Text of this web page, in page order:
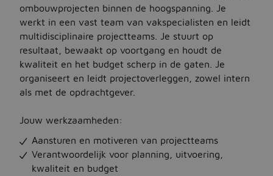
ombouwprojecten binnen de hoogspanning. Je
werkt in een vast team van vakspecialisten en leidt
multidisciplinaire projectteams. Je stuurt op
resultaat, bewaakt op voortgang en houdt de
kwaliteit en het budget scherp in de gaten. Je
organiseert en leidt projectoverleggen, zowel intern
als met de opdrachtgever.
Jouw werkzaamheden:
Aansturen en motiveren van projectteams
Verantwoordelijk voor planning, uitvoering,
kwaliteit en budget
Jobs United Kingdom
Help
Jobs at Jobbird.com
Algemene voorwaarden
Vacatures plaatsen